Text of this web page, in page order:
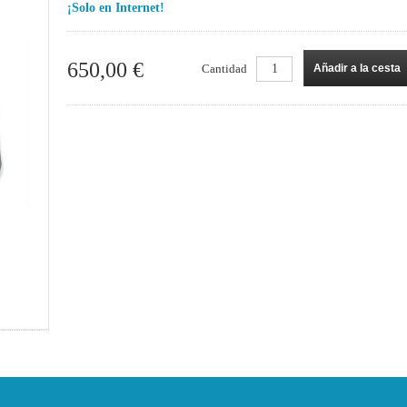
¡Solo en Internet!
650,00 € Añadir a la cesta
Cantidad